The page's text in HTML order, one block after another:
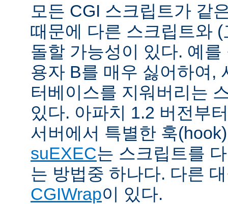
모든 CGI 스크립트가 같
때문에 다른 스크립트와
돌할 가능성이 있다. 예
용자 B를 매우 싫어하여,
터베이스를 지워버리는
있다. 아파치 1.2 버전부
서버에서 특별한 훅
suEXEC는 스크립트를
는 방법중 하나다. 다른
CGIWrap이 있다.